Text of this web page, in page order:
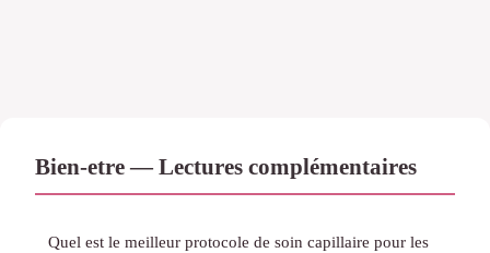
Bien-etre — Lectures complémentaires
Quel est le meilleur protocole de soin capillaire pour les